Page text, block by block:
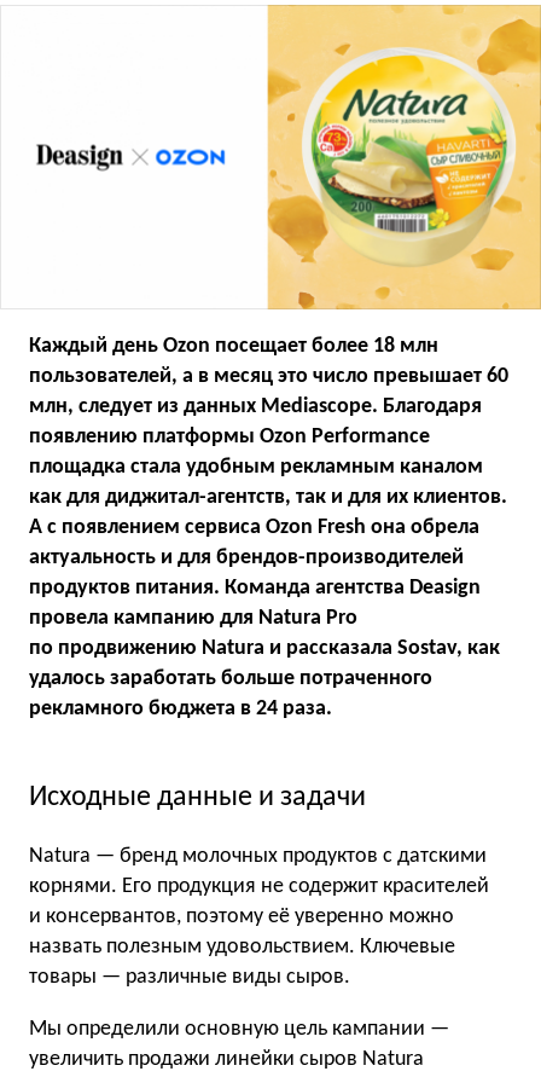
Каждый день Ozon посещает более 18 млн
пользователей, а в месяц это число превышает 60
млн, следует из данных Mediascope. Благодаря
появлению платформы Ozon Performance
площадка стала удобным рекламным каналом
как для диджитал-агентств, так и для их клиентов.
А с появлением сервиса Ozon Fresh она обрела
актуальность и для брендов-производителей
продуктов питания. Команда агентства Deasign
провела кампанию для Natura Pro
по продвижению Natura и рассказала Sostav, как
удалось заработать больше потраченного
рекламного бюджета в 24 раза.
Исходные данные и задачи
Natura — бренд молочных продуктов с датскими
корнями. Его продукция не содержит красителей
и консервантов, поэтому её уверенно можно
назвать полезным удовольствием. Ключевые
товары — различные виды сыров.
Мы определили основную цель кампании —
увеличить продажи линейки сыров Natura